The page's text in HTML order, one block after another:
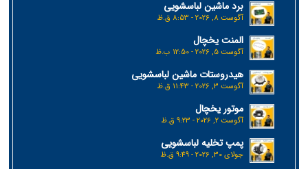
برد ماشین لباسشویی
آگوست 8, 2026 - 8:53 ق.ظ
المنت یخچال
آگوست 5, 2026 - 12:50 ب.ظ
هیدروستات ماشین لباسشویی
آگوست 3, 2026 - 11:43 ق.ظ
موتور یخچال
آگوست 2, 2026 - 9:23 ق.ظ
پمپ تخلیه لباسشویی
جولای 30, 2026 - 9:49 ق.ظ